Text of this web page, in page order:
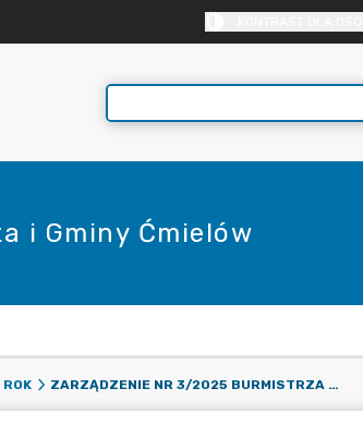
i Gminy Ćmielów
ZARZĄDZENIE NR 3/2025 BURMISTRZA ĆMIELOWA Z DNIA 7 STYCZNIA 2025 R. W SPRAWIE UPOWAŻNIENIA PANI SYLWII RYNIO PRACOWNIKA URZĘDU MIASTA I GMINY W ĆMIELOWIE DO DZIAŁANIA W IMIENIU BURMISTRZA ĆMIELOWA JAKO ORGANU GMINY